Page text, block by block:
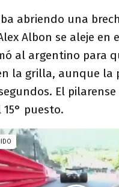
abriendo una
Albon se aleje en
al argentino para
la grilla, aunque la
El
puesto.